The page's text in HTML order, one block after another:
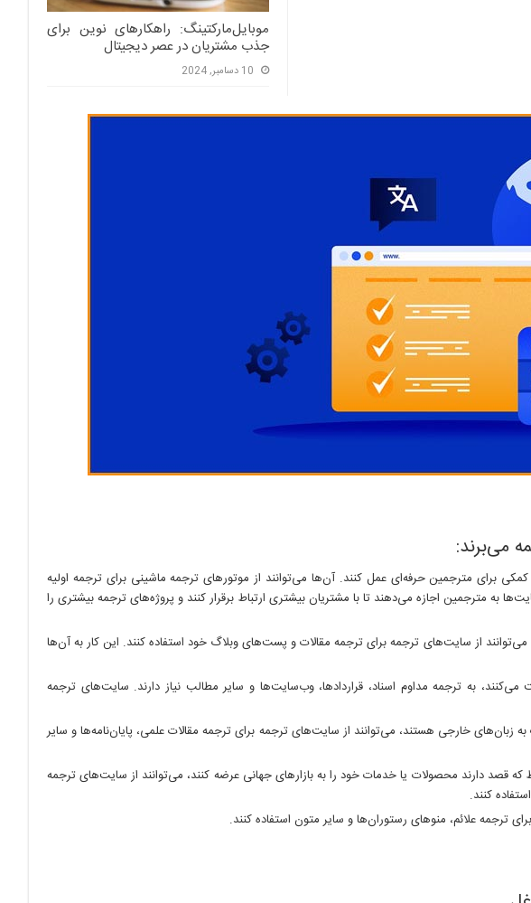
موبایل‌مارکتینگ: راهکارهای نوین برای
جذب مشتریان در عصر دیجیتال
10 دسامبر, 2024
می‌برند:
برای مترجمین حرفه‌ای عمل کنند. آن‌ها می‌توانند از موتورهای ترجمه ماشینی برای ترجمه اولیه
به مترجمین اجازه می‌دهند تا با مشتریان بیشتری ارتباط برقرار کنند و پروژه‌های ترجمه بیشتری را
می‌توانند از سایت‌های ترجمه برای ترجمه مقالات و پست‌های وبلاگ خود استفاده کنند. این کار به آن‌ها
به ترجمه مداوم اسناد، قراردادها، وب‌سایت‌ها و سایر مطالب نیاز دارند. سایت‌های ترجمه
زبان‌های خارجی هستند، می‌توانند از سایت‌های ترجمه برای ترجمه مقالات علمی، پایان‌نامه‌ها و سایر
دارند محصولات یا خدمات خود را به بازارهای جهانی عرضه کنند، می‌توانند از سایت‌های ترجمه
کنند.
ترجمه علائم، منوهای رستوران‌ها و سایر متون استفاده کنند.